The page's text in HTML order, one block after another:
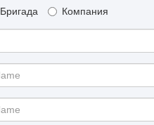
Бригада Компания